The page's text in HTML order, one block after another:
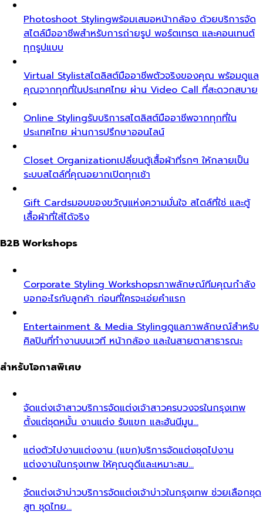
Photoshoot Stylingพร้อมเสมอหน้ากล้อง ด้วยบริการจัด
สไตล์มืออาชีพสำหรับการถ่ายรูป พอร์ตเทรต และคอนเทนต์
ทุกรูปแบบ
Virtual Stylistสไตลิสต์มืออาชีพตัวจริงของคุณ พร้อมดูแล
คุณจากทุกที่ในประเทศไทย ผ่าน Video Call ที่สะดวกสบาย
Online Stylingรับบริการสไตลิสต์มืออาชีพจากทุกที่ใน
ประเทศไทย ผ่านการปรึกษาออนไลน์
Closet Organizationเปลี่ยนตู้เสื้อผ้าที่รกๆ ให้กลายเป็น
ระบบสไตล์ที่คุณอยากเปิดทุกเช้า
Gift Cardsมอบของขวัญแห่งความมั่นใจ สไตล์ที่ใช่ และตู้
เสื้อผ้าที่ใส่ได้จริง
B2B Workshops
Corporate Styling Workshopsภาพลักษณ์ทีมคุณกำลัง
บอกอะไรกับลูกค้า ก่อนที่ใครจะเอ่ยคำแรก
Entertainment & Media Stylingดูแลภาพลักษณ์สำหรับ
ศิลปินที่ทำงานบนเวที หน้ากล้อง และในสายตาสาธารณะ
สำหรับโอกาสพิเศษ
จัดแต่งเจ้าสาวบริการจัดแต่งเจ้าสาวครบวงจรในกรุงเทพ
ตั้งแต่ชุดหมั้น งานแต่ง รับแขก และฮันนีมูน…
แต่งตัวไปงานแต่งงาน (แขก)บริการจัดแต่งชุดไปงาน
แต่งงานในกรุงเทพ ให้คุณดูดีและเหมาะสม…
จัดแต่งเจ้าบ่าวบริการจัดแต่งเจ้าบ่าวในกรุงเทพ ช่วยเลือกชุด
สูท ชุดไทย…